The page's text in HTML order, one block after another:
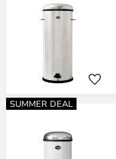
SUMMER DEAL